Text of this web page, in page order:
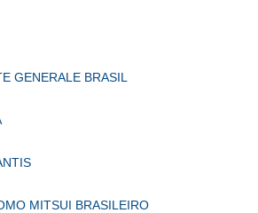
GENERALE BRASIL
MITSUI BRASILEIRO